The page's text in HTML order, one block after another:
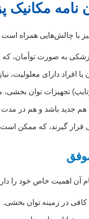
نامه
با چالش‌هایی همراه
به صورت توأمان، که
یا افراد دارای
تجهیزات توان
هم جدید باشد و هم در مدت
قرار گیرند، که ممکن
آن اهمیت خاص خود را
در زمینه توان بخشی.